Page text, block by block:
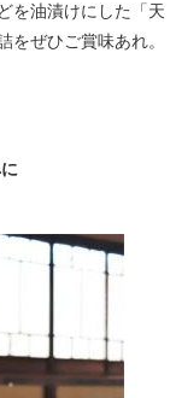
を油漬けにした「天
をぜひご賞味あれ。
に